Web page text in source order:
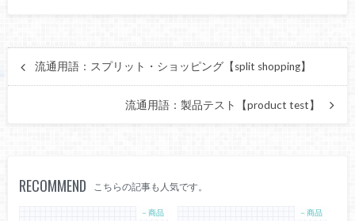
流通用語：スプリット・ショッピング【split shopping】
流通用語：製品テスト【product test】
RECOMMEND こちらの記事も人気です。
－商品 －商品